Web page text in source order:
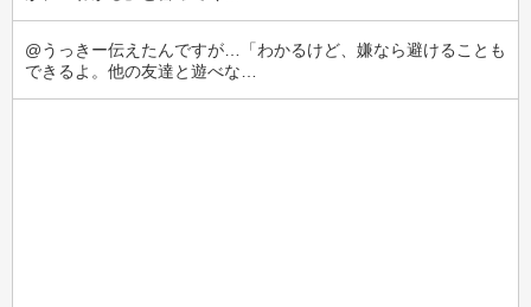
@うっきー伝えたんですが…「わかるけど、嫌なら避けることも
できるよ。他の友達と遊べな…